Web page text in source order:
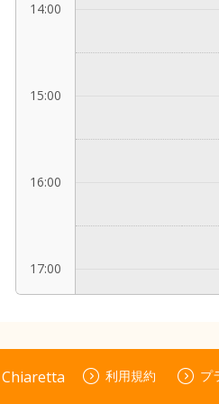
14:00
15:00
16:00
17:00
18:00
Chiaretta 利用規約 プ